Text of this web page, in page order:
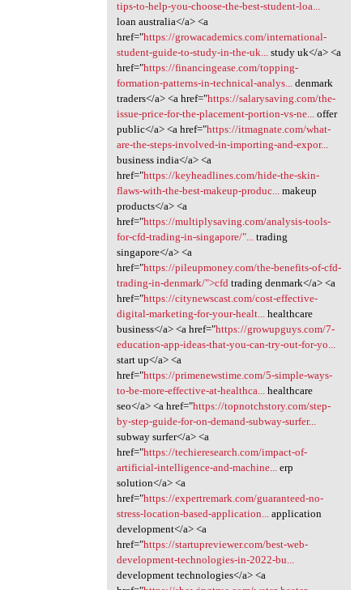
tips-to-help-you-choose-the-best-student-loa...
loan australia</a> <a
href="https://growacademics.com/international-
student-guide-to-study-in-the-uk...
study uk</a> <a
href="https://financingease.com/topping-
formation-patterns-in-technical-analys...
denmark
traders</a> <a href="https://salarysaving.com/the-
issue-price-for-the-placement-portion-vs-ne...
offer
public</a> <a href="https://itmagnate.com/what-
are-the-steps-involved-in-importing-and-expor...
business india</a> <a
href="https://keyheadlines.com/hide-the-skin-
flaws-with-the-best-makeup-produc...
makeup
products</a> <a
href="https://multiplysaving.com/analysis-tools-
for-cfd-trading-in-singapore/"...
trading
singapore</a> <a
href="https://pileupmoney.com/the-benefits-of-cfd-
trading-in-denmark/">cfd trading denmark</a> <a
href="https://citynewscast.com/cost-effective-
digital-marketing-for-your-healt...
healthcare
business</a> <a href="https://growupguys.com/7-
education-app-ideas-that-you-can-try-out-for-yo...
start up</a> <a
href="https://primenewstime.com/5-simple-ways-
to-be-more-effective-at-healthca...
healthcare
seo</a> <a href="https://topnotchstory.com/step-
by-step-guide-for-on-demand-subway-surfer...
subway surfer</a> <a
href="https://techieresearch.com/impact-of-
artificial-intelligence-and-machine...
erp
solution</a> <a
href="https://expertremark.com/guaranteed-no-
stress-location-based-application...
application
development</a> <a
href="https://startupreviewer.com/best-web-
development-technologies-in-2022-bu...
development technologies</a> <a